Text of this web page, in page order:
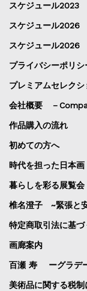
スケジュール2023
スケジュール2026
スケジュール2026
プライバシーポリシ
プレミアムセレクシ
会社概要 －
作品購入の流れ
初めての方へ
時代を担った日本
暮らしを彩る展覧会
椎名澄子 ~緊張と
特定商取引法に基づ
画廊案内
百瀬 寿 ーグラデ
美術品に関する税制